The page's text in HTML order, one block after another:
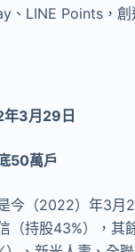
、LINE Points，
年3月29日
50萬戶
今（2022）年3月
（持股43%），其